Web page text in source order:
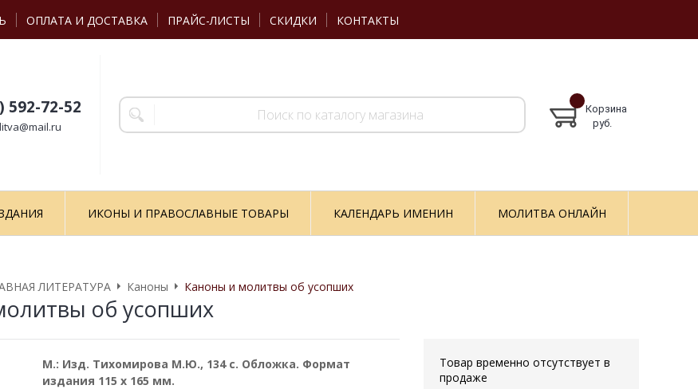
ОПЛАТА И ДОСТАВКА ПРАЙС-ЛИСТЫ СКИДКИ КОНТАКТЫ
592-72-52
Корзина
руб.
ИКОНЫ И ПРАВОСЛАВНЫЕ ТОВАРЫ КАЛЕНДАРЬ ИМЕНИН МОЛИТВА ОНЛАЙН
ЛИТЕРАТУРА Каноны Каноны и молитвы об усопших
об усопших
Товар временно отсутствует в
продаже
М.: Изд. Тихомирова М.Ю., 134 с. Обложка. Формат
издания 115 х 165 мм.